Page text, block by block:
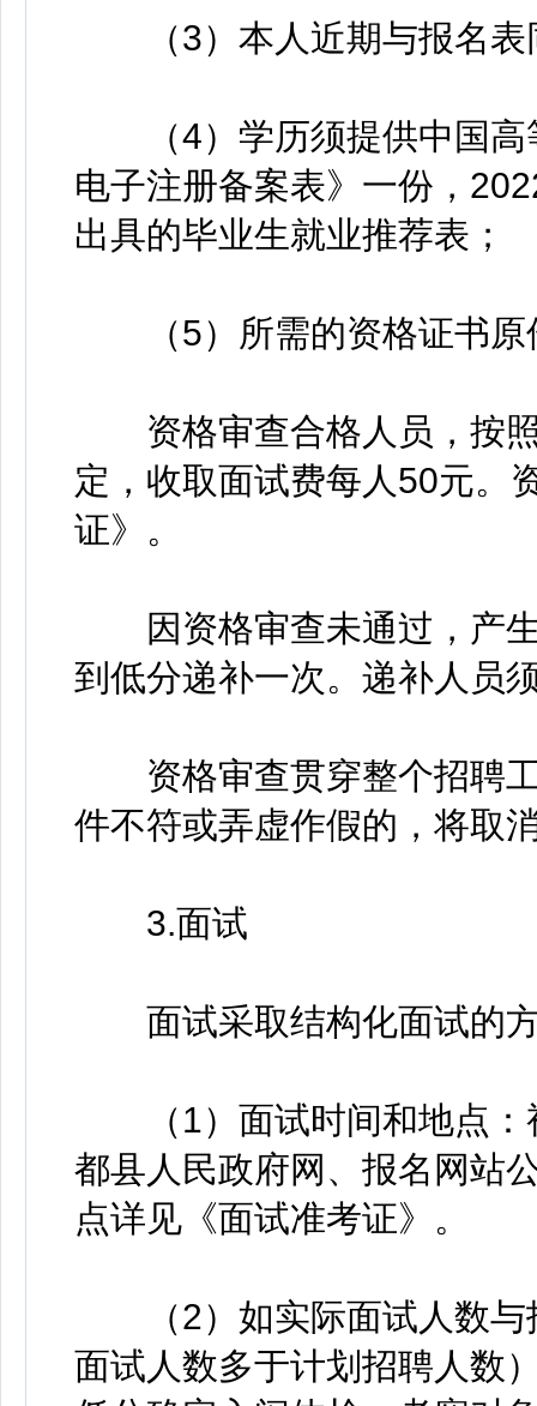
（3）本人近期与报名表
（4）学历须提供中国高
电子注册备案表》一份，
出具的毕业生就业推荐表；
（5）所需的资格证书原
资格审查合格人员，按照
定，收取面试费每人50元。
证》。
因资格审查未通过，产生
到低分递补一次。递补人员
资格审查贯穿整个招聘工
件不符或弄虚作假的，将取
3.面试
面试采取结构化面试的方
（1）面试时间和地点：
都县人民政府网、报名网站
点详见《面试准考证》。
（2）如实际面试人数与
面试人数多于计划招聘人数